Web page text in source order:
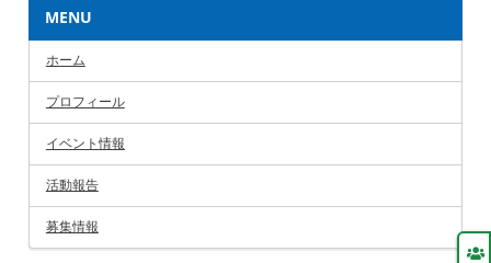
MENU
ホーム
プロフィール
イベント情報
活動報告
募集情報